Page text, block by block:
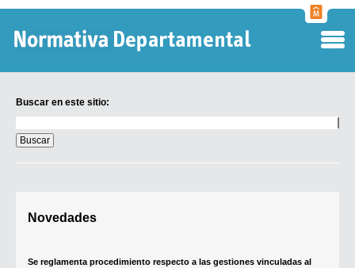
Buscar en este sitio:
en
este
sitio:
Novedades
Se reglamenta procedimiento respecto a las gestiones vinculadas al